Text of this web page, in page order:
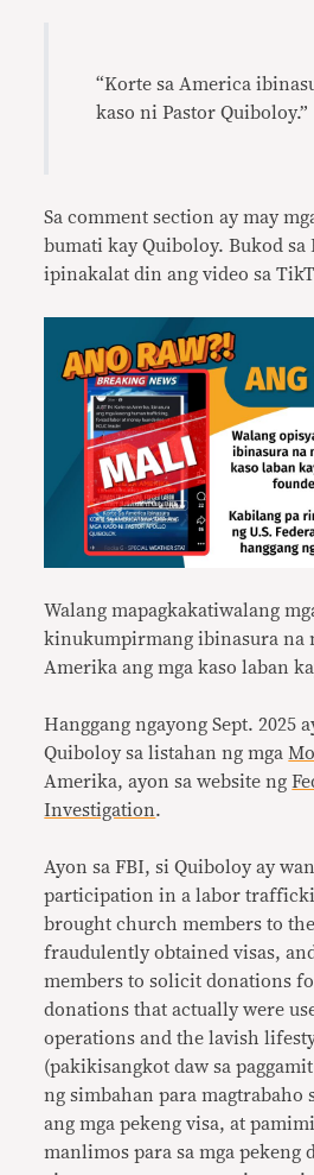
“Korte sa America
kaso ni Pastor Quiboloy.”
Sa comment section ay may
bumati kay Quiboloy. Bukod sa
ipinakalat din ang video sa
Walang mapagkakatiwalang
kinukumpirmang ibinasura na
Amerika ang mga kaso laban
Hanggang ngayong Sept. 2025
Quiboloy sa listahan ng mga
Amerika, ayon sa website ng
Investigation.
Ayon sa FBI, si Quiboloy ay
participation in a labor
brought church members to
fraudulently obtained visas,
members to solicit donations
donations that actually were
operations and the lavish
(pakikisangkot daw sa
ng simbahan para magtrabaho
ang mga pekeng visa, at
manlimos para sa mga pekeng